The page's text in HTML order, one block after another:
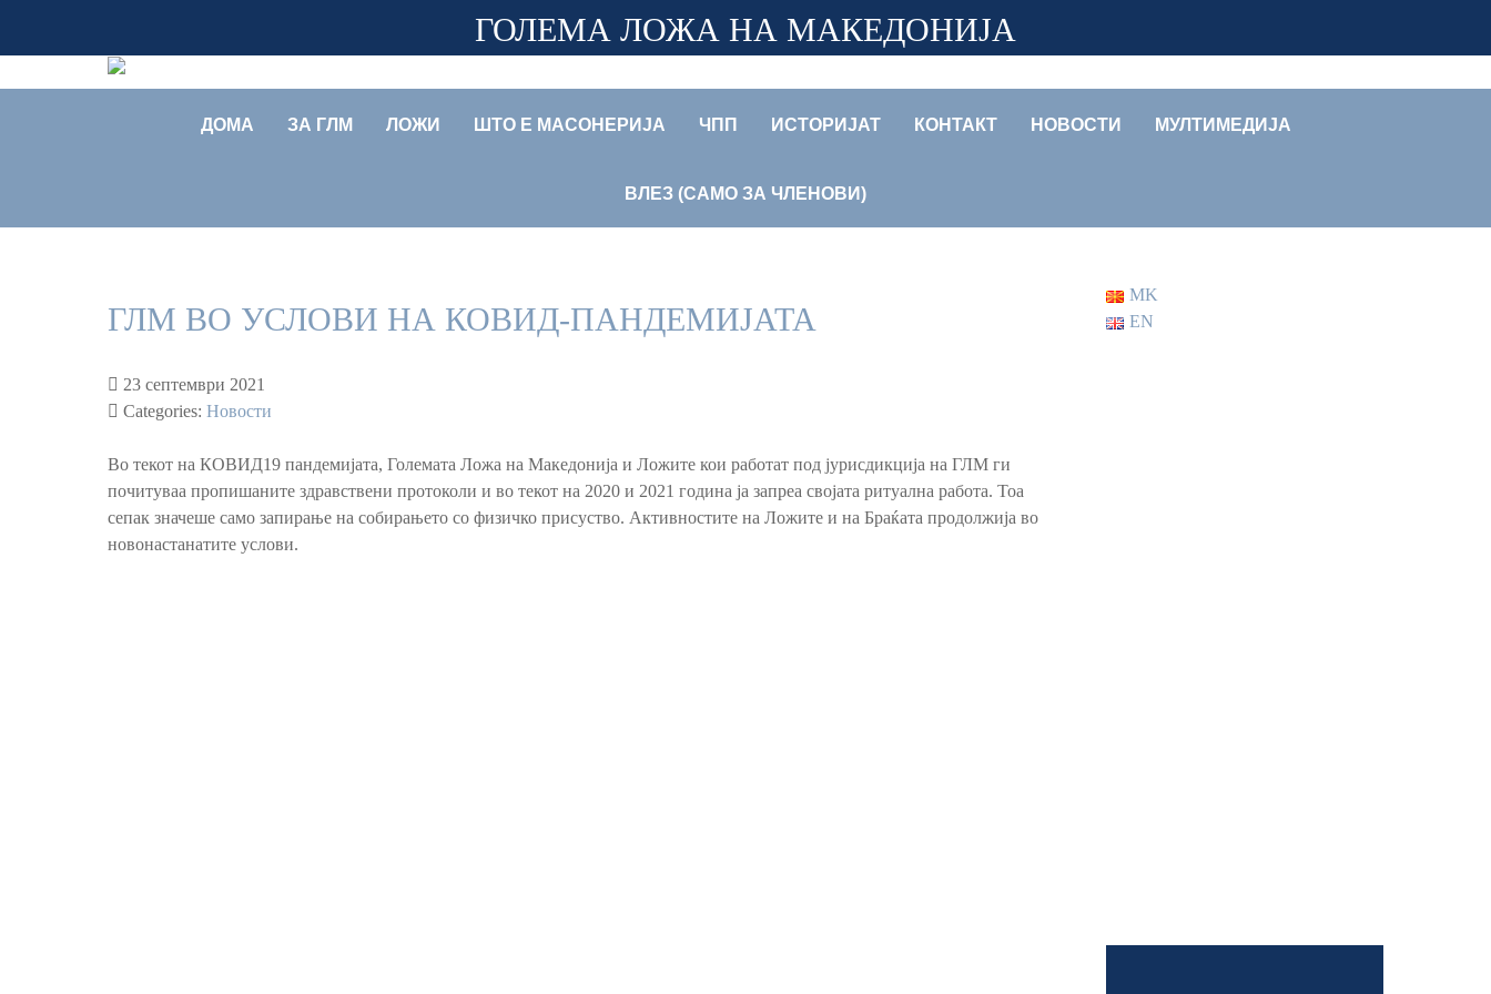
ГОЛЕМА ЛОЖА НА МАКЕДОНИЈА
ДОМА ЗА ГЛМ ЛОЖИ ШТО Е МАСОНЕРИЈА ЧПП ИСТОРИЈАТ КОНТАКТ НОВОСТИ МУЛТИМЕДИЈА
ВЛЕЗ (САМО ЗА ЧЛЕНОВИ)
ГЛМ ВО УСЛОВИ НА КОВИД-ПАНДЕМИЈАТА
23 септември 2021
Categories: Новости
Во текот на КОВИД19 пандемијата, Големата Ложа на Македонија и Ложите кои работат под јурисдикција на ГЛМ ги
почитуваа пропишаните здравствени протоколи и во текот на 2020 и 2021 година ја запреа својата ритуална работа. Тоа
сепак значеше само запирање на собирањето со физичко присуство. Активностите на Ложите и на Браќата продолжија во
новонастанатите услови.
MK
EN